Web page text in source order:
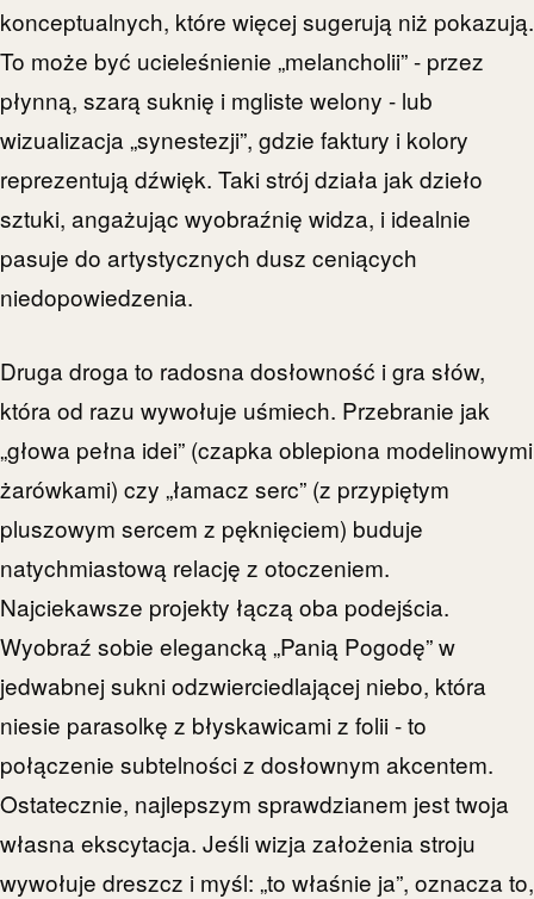
konceptualnych, które więcej sugerują niż pokazują.
To może być ucieleśnienie „melancholii” - przez
płynną, szarą suknię i mgliste welony - lub
wizualizacja „synestezji”, gdzie faktury i kolory
reprezentują dźwięk. Taki strój działa jak dzieło
sztuki, angażując wyobraźnię widza, i idealnie
pasuje do artystycznych dusz ceniących
niedopowiedzenia.
Druga droga to radosna dosłowność i gra słów,
która od razu wywołuje uśmiech. Przebranie jak
„głowa pełna idei” (czapka oblepiona modelinowymi
żarówkami) czy „łamacz serc” (z przypiętym
pluszowym sercem z pęknięciem) buduje
natychmiastową relację z otoczeniem.
Najciekawsze projekty łączą oba podejścia.
Wyobraź sobie elegancką „Panią Pogodę” w
jedwabnej sukni odzwierciedlającej niebo, która
niesie parasolkę z błyskawicami z folii - to
połączenie subtelności z dosłownym akcentem.
Ostatecznie, najlepszym sprawdzianem jest twoja
własna ekscytacja. Jeśli wizja założenia stroju
wywołuje dreszcz i myśl: „to właśnie ja”, oznacza to,